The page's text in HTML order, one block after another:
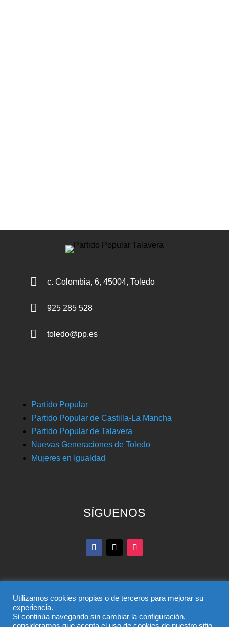
 c. Colombia, 6, 45004, Toledo
 925 285 528
 toledo@pp.es
Partido Popular
Partido Popular de Castilla-La Mancha
Partido Popular de Talavera
Nuevas Generaciones de Toledo
Mujeres en Igualdad
SÍGUENOS
© Partido Popular de Toledo – C/ Colombia, 6, 45004,
Utilizamos cookies propias o de terceros para mejorar su
experiencia.
Si continúa navegando sin cambiar la configuración,